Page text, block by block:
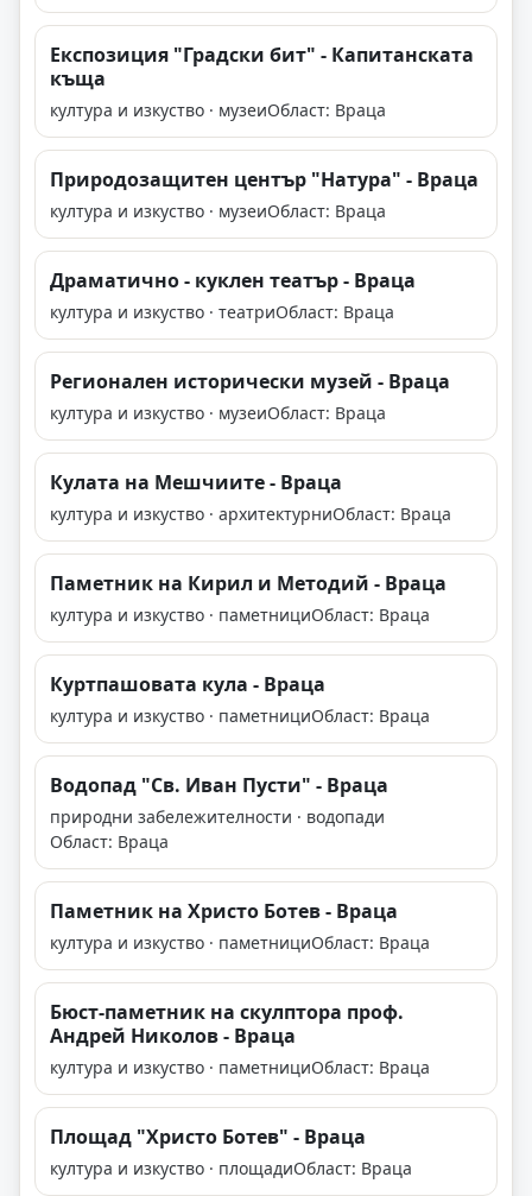
Експозиция "Градски бит" - Капитанската
къща
култура и изкуство · музеиОбласт: Враца
Природозащитен център "Натура" - Враца
култура и изкуство · музеиОбласт: Враца
Драматично - куклен театър - Враца
култура и изкуство · театриОбласт: Враца
Регионален исторически музей - Враца
култура и изкуство · музеиОбласт: Враца
Кулата на Мешчиите - Враца
култура и изкуство · архитектурниОбласт: Враца
Паметник на Кирил и Методий - Враца
култура и изкуство · паметнициОбласт: Враца
Куртпашовата кула - Враца
култура и изкуство · паметнициОбласт: Враца
Водопад "Св. Иван Пусти" - Враца
природни забележителности · водопади
Област: Враца
Паметник на Христо Ботев - Враца
култура и изкуство · паметнициОбласт: Враца
Бюст-паметник на скулптора проф.
Андрей Николов - Враца
култура и изкуство · паметнициОбласт: Враца
Площад "Христо Ботев" - Враца
култура и изкуство · площадиОбласт: Враца